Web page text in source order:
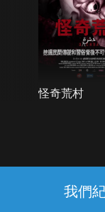
我們
怪奇荒村